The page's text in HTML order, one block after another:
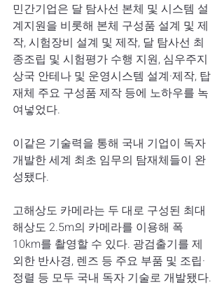
민간기업은 달 탐사선 본체 및 시스템 설
계지원을 비롯해 본체 구성품 설계 및 제
작, 시험장비 설계 및 제작, 달 탐사선 최
종조립 및 시험평가 수행 지원, 심우주지
상국 안테나 및 운영시스템 설계·제작, 탑
재체 주요 구성품 제작 등에 노하우를 녹
여넣었다.
이같은 기술력을 통해 국내 기업이 독자
개발한 세계 최초 임무의 탐재체들이 완
성됐다.
고해상도 카메라는 두 대로 구성된 최대
해상도 2.5m의 카메라를 이용해 폭
10km를 촬영할 수 있다. 광검출기를 제
외한 반사경, 렌즈 등 주요 부품 및 조립·
정렬 등 모두 국내 독자 기술로 개발됐다.